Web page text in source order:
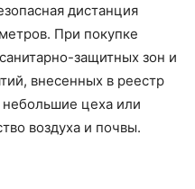
дистанция
При покупке
защитных зон и
внесенных в реестр
цеха или
воздуха и почвы.